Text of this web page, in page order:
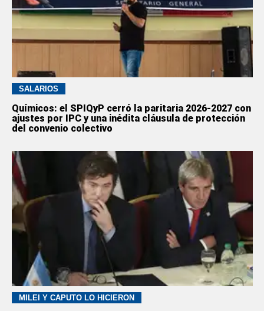
SALARIOS
Químicos: el SPIQyP cerró la paritaria 2026-2027 con
ajustes por IPC y una inédita cláusula de protección
del convenio colectivo
MILEI Y CAPUTO LO HICIERON